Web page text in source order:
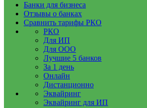
Банки для бизнеса
Отзывы о банках
Сравнить тарифы РКО
РКО
Для ИП
Для ООО
Лучшие 5 банков
За 1 день
Онлайн
Дистанционно
Эквайринг
Эквайринг для ИП